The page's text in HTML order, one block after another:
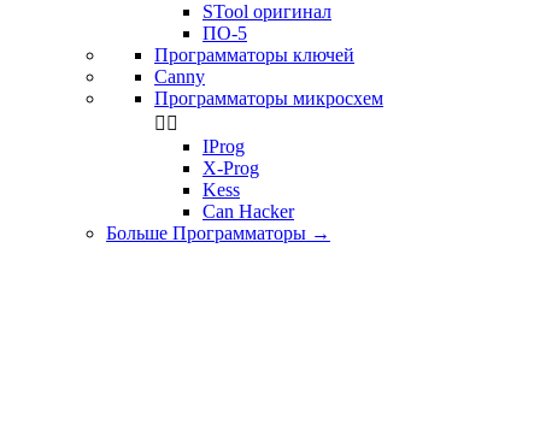
STool оригинал
ПО-5
Программаторы ключей
Canny
Программаторы микросхем
 
IProg
X-Prog
Kess
Can Hacker
Больше Программаторы →